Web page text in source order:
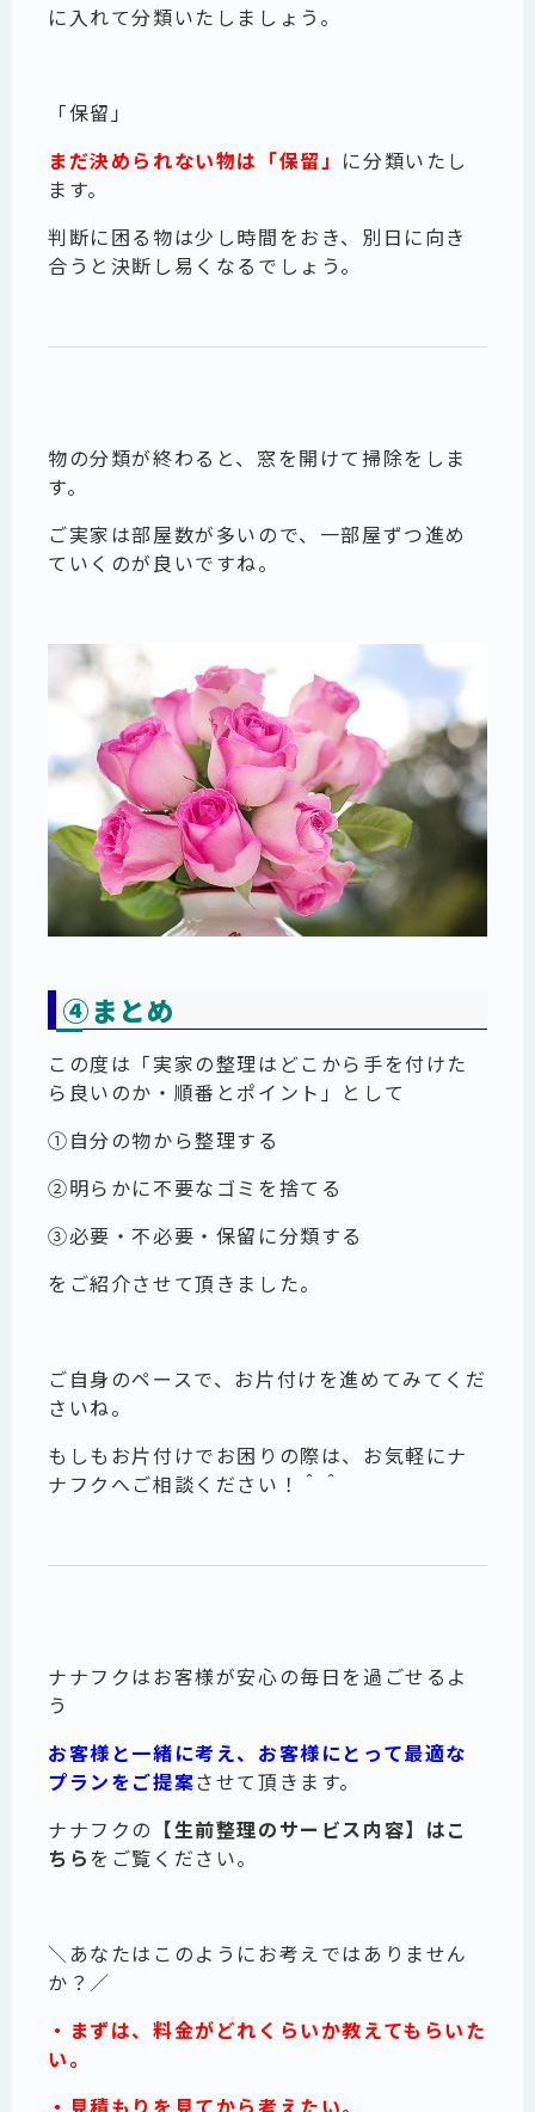
に入れて分類いたしましょう。
「保留」
まだ決められない物は「保留」 に分類いたし
ます。
判断に困る物は少し時間をおき、別日に向き
合うと決断し易くなるでしょう。
物の分類が終わると、窓を開けて掃除をしま
す。
ご実家は部屋数が多いので、一部屋ずつ進め
ていくのが良いですね。
④まとめ
この度は「実家の整理はどこから手を付けた
ら良いのか・順番とポイント」として
①自分の物から整理する
②明らかに不要なゴミを捨てる
③必要・不必要・保留に分類する
をご紹介させて頂きました。
ご自身のペースで、お片付けを進めてみてくだ
さいね。
もしもお片付けでお困りの際は、お気軽にナ
ナフクへご相談ください！＾＾
ナナフクはお客様が安心の毎日を過ごせるよ
う
お客様と一緒に考え、 お客様にとって最適な
プランをご提案させて頂きます。
ナナフクの 【生前整理のサービス内容】はこ
ちらをご覧ください。
＼あなたはこのようにお考えではありません
か？／
・まずは、料金がどれくらいか教えてもらいた
い。